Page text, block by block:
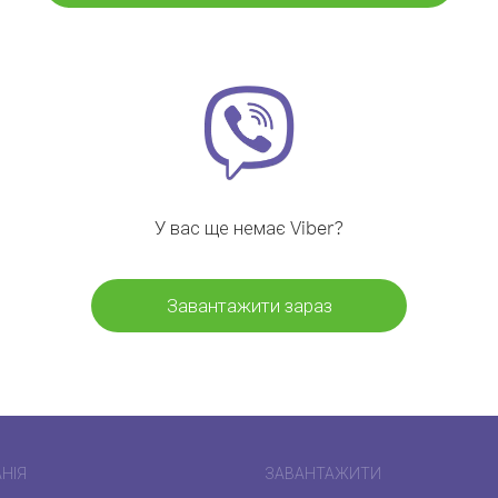
У вас ще немає Viber?
Завантажити зараз
ЗАВАНТАЖИТИ